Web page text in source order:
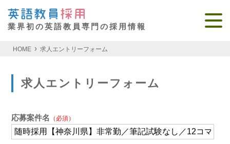
業界初の英語教員専門の採用情報
HOME 求人エントリーフォーム
求人エントリーフォーム
応募案件名 （必須）